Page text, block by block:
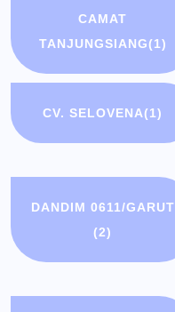
CAMAT
TANJUNGSIANG(1)
CV. SELOVENA(1)
DANDIM 0611/GARUT
(2)